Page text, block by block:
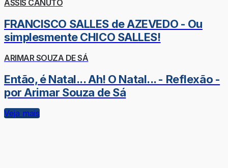
ASSIS CANUTO
FRANCISCO SALLES de AZEVEDO - Ou
simplesmente CHICO SALLES!
ARIMAR SOUZA DE SÁ
Então, é Natal... Ah! O Natal... - Reflexão -
por Arimar Souza de Sá
Veja mais